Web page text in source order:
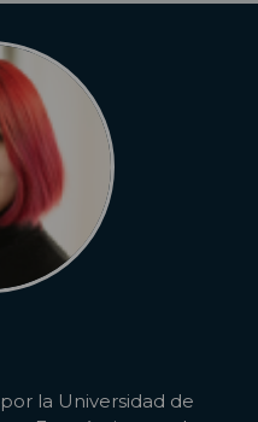
la Universidad de